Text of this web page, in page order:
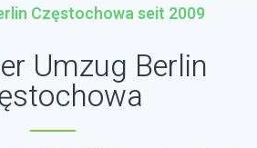
Częstochowa seit 2009
Umzug Berlin